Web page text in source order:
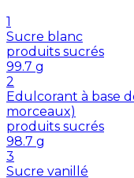
1
Sucre blanc
produits sucrés
99.7 g
2
Edulcorant à base
morceaux)
produits sucrés
98.7 g
3
Sucre vanillé